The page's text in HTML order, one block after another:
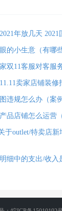
年放几天
的小生意（有哪
双11客服对客服
卖家店铺装修
违规怎么办（案
品店铺怎么运营
于outlet/特卖店
细中的支出/收入